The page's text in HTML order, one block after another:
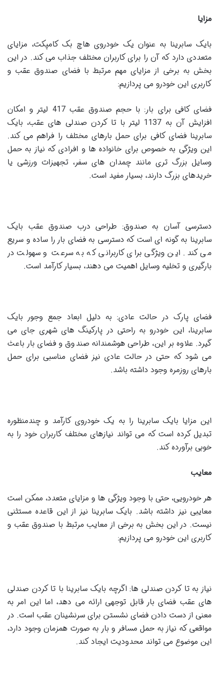
مزایا
بایک سابرینا به عنوان یک خودروی هاچ بک کامپکت، مزایای
متعددی دارد که آن را برای کاربران مختلف جذاب می کند. در این
بخش به برخی از مزایای مهم مرتبط با فضای صندوق عقب و
کاربری این خودرو می پردازیم:
فضای کافی برای بار: با حجم صندوق عقب 417 لیتر و امکان
افزایش آن به 1137 لیتر با تا کردن صندلی های عقب، بایک
سابرینا فضای کافی برای حمل بارهای مختلف را فراهم می کند.
این ویژگی به خصوص برای خانواده ها و افرادی که نیاز به حمل
وسایل بزرگ تری مانند چمدان های سفر، تجهیزات ورزشی یا
خریدهای بزرگ دارند، بسیار مفید است.
دسترسی آسان به صندوق: طراحی درب صندوق عقب بایک
سابرینا به گونه ای است که دسترسی به فضای بار را ساده و سریع
می کند. این ویژگی برای کاربرانی که به سرعت و سهولت در
بارگیری و تخلیه وسایل اهمیت می دهند، بسیار کارآمد است.
فضای پارک در حالت عادی: به دلیل ابعاد جمع وجور بایک
سابرینا، این خودرو به راحتی در پارکینگ های شهری جای می
گیرد. علاوه بر این، طراحی هوشمندانه صندوق و فضای بار باعث
می شود که حتی در حالت عادی نیز فضای مناسبی برای حمل
بارهای روزمره وجود داشته باشد.
این مزایا بایک سابرینا را به یک خودروی کارآمد و چندمنظوره
تبدیل کرده است که می تواند نیازهای مختلف کاربران خود را به
خوبی برآورده کند.
معایب
هر خودرویی، حتی با وجود ویژگی ها و مزایای متعدد، ممکن است
معایبی نیز داشته باشد. بایک سابرینا نیز از این قاعده مستثنی
نیست. در این بخش به برخی از معایب مرتبط با صندوق عقب و
کاربری این خودرو می پردازیم:
نیاز به تا کردن صندلی ها: اگرچه بایک سابرینا با تا کردن صندلی
های عقب فضای بار قابل توجهی ارائه می دهد، اما این امر به
معنی از دست دادن فضای نشستن برای سرنشینان عقب است. در
مواقعی که نیاز به حمل مسافر و بار به صورت همزمان وجود دارد،
این موضوع می تواند محدودیت ایجاد کند.